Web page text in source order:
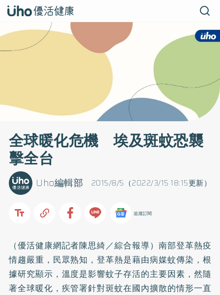
全球暖化危機 埃及斑蚊恐襲
擊全台
2015/8/5（2022/3/15 18:15更新）
Uho編輯部
追蹤訂閱
（優活健康網記者陳思綺／綜合報導）南部登革熱疫
情趨嚴重，民眾熟知，登革熱是藉由病媒蚊傳染，根
據研究顯示，溫度是影響蚊子存活的主要因素，然隨
著全球暖化，疾管署針對斑蚊在國內擴散的情形一直